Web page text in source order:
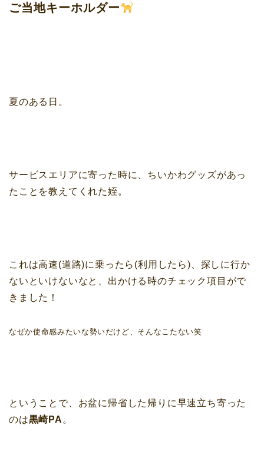
ご当地キーホルダー
夏のある日。
サービスエリアに寄った時に、ちいかわグッズがあっ
たことを教えてくれた姪。
これは高速(道路)に乗ったら(利用したら)、探しに行か
ないといけないなと、出かける時のチェック項目がで
きました！
なぜか使命感みたいな勢いだけど、そんなこたない笑
ということで、お盆に帰省した帰りに早速立ち寄った
のは黒崎PA 。